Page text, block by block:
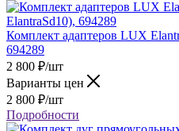
Комплект адаптеров LUX
694289
2 800 ₽/шт
Варианты цен
2 800 ₽/шт
Подробности